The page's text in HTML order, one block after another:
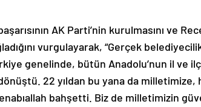
AK Parti’nin kurulmasını ve
vurgulayarak, “Gerçek
genelinde, bütün Anadolu’nun il ve
22 yıldan bu yana da milletimize,
bahşetti. Biz de milletimizin